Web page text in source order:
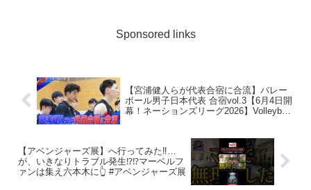
Sponsored links
【宮浦健人らが代表合宿に合流】バレー
ボール男子日本代表 合宿vol.3【6月4日開
幕！ネーションズリーグ2026】Volleyball
【アベンジャーズ展】へ行ってみた‼️…
が、いきなりトラブル発生⁉️⁉️マーベルフ
ァンは集え六本木に👆 #アベンジャーズ展